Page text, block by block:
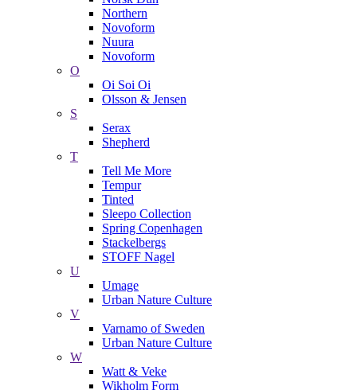
Northern
Novoform
Nuura
Novoform
O
Oi Soi Oi
Olsson & Jensen
S
Serax
Shepherd
T
Tell Me More
Tempur
Tinted
Sleepo Collection
Spring Copenhagen
Stackelbergs
STOFF Nagel
U
Umage
Urban Nature Culture
V
Varnamo of Sweden
Urban Nature Culture
W
Watt & Veke
Wikholm Form